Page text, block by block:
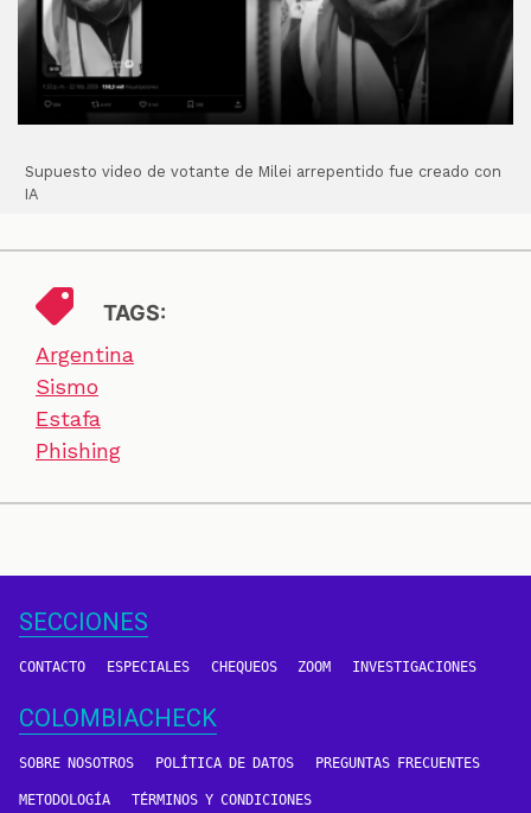
Supuesto video de votante de Milei arrepentido fue creado con
IA
TAGS:
Argentina
Sismo
Estafa
Phishing
SECCIONES
CONTACTO ESPECIALES CHEQUEOS ZOOM INVESTIGACIONES
COLOMBIACHECK
SOBRE NOSOTROS POLÍTICA DE DATOS PREGUNTAS FRECUENTES
METODOLOGÍA TÉRMINOS Y CONDICIONES